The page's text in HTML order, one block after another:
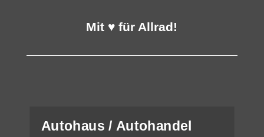
Mit ♥ für Allrad!
Autohaus / Autohandel